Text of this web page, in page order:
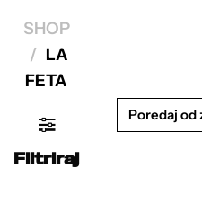
SHOP
/ LA
FETA
Filtriraj